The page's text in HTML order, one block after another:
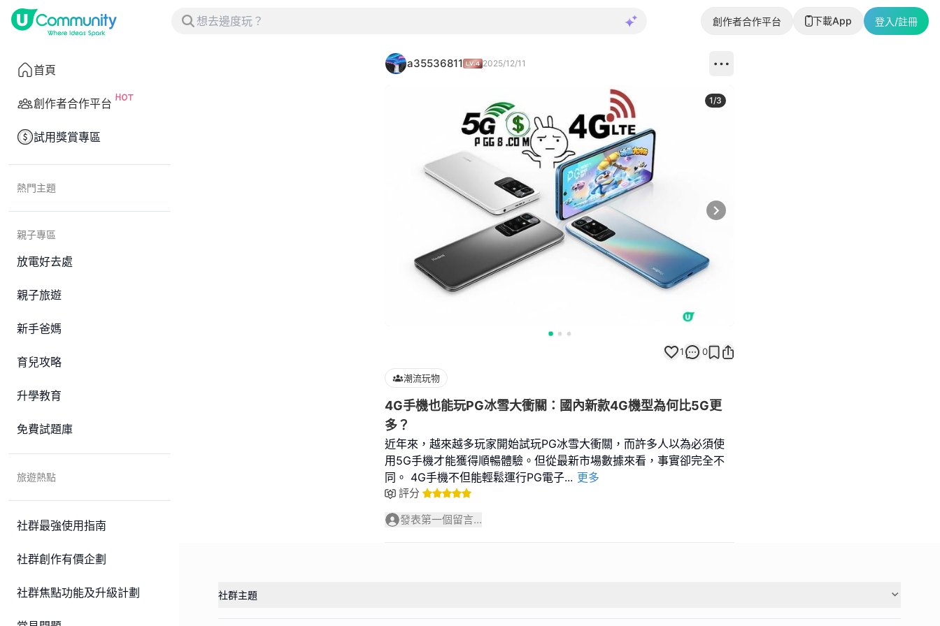
創作者合作平台 下載App 登入/註冊
首頁
創作者合作平台
試用獎賞專區
熱門主題
親子專區
放電好去處
親子旅遊
新手爸媽
育兒攻略
升學教育
免費試題庫
旅遊熱點
社群最強使用指南
社群創作有價企劃
社群焦點功能及升級計劃
a35536811 2025/12/11
Next slide
1/3
1 0
潮流玩物
4G手機也能玩PG冰雪大衝關：國內新款4G機型為何比5G更
多？
近年來，越來越多玩家開始試玩PG冰雪大衝關，而許多人以為必須使
用5G手機才能獲得順暢體驗。但從最新市場數據來看，事實卻完全不
同。 4G手機不但能輕鬆運行PG電子... 更多
評分
發表第一個留言...
社群主題